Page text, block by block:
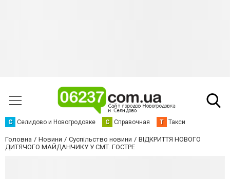
С Селидово и Новогродовке С Справочная Т Такси
Головна Новини Суспільство новини
ВІДКРИТТЯ НОВОГО
ДИТЯЧОГО МАЙДАНЧИКУ У СМТ. ГОСТРЕ